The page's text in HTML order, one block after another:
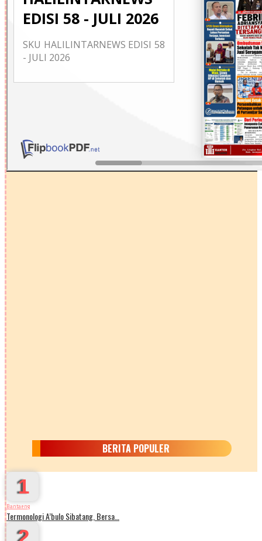
BERITA POPULER
1
Bantaeng
Termonologi A’bulo Sibatang, Bersa…